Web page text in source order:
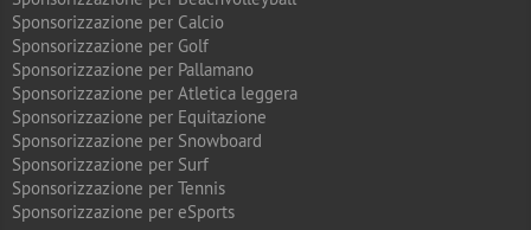
Sponsorizzazione per Calcio
Sponsorizzazione per Golf
Sponsorizzazione per Pallamano
Sponsorizzazione per Atletica leggera
Sponsorizzazione per Equitazione
Sponsorizzazione per Snowboard
Sponsorizzazione per Surf
Sponsorizzazione per Tennis
Sponsorizzazione per eSports